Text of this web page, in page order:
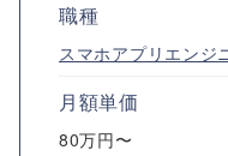
職種
スマホアプリエンジ
月額単価
80万円〜